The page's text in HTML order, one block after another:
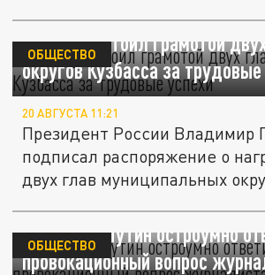
Путин удостоил грамотой
округов Кузбасса за
ОБЩЕСТВО
20 АВГУСТА 11:21
Президент России Владимир
подписал распоряжение о
двух глав муниципальных
Владимир Путин остроумно
провокационный вопрос
ОБЩЕСТВО